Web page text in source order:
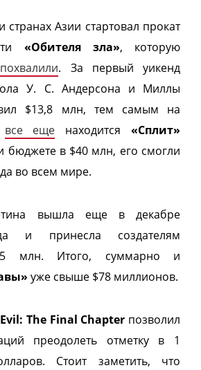
Азии стартовал прокат
«Обителя зла», которую
. За первый уикенд
У. С. Андерсона и Миллы
$13,8 млн, тем самым на
все еще находится«Сплит»
бюджете в $40 млн, его смогли
во всем мире.
вышла еще в декабре
и принесла создателям
млн. Итого, суммарно и
уже свыше $78 миллионов.
The Final Chapter позволил
преодолеть отметку в 1
Стоит заметить, что